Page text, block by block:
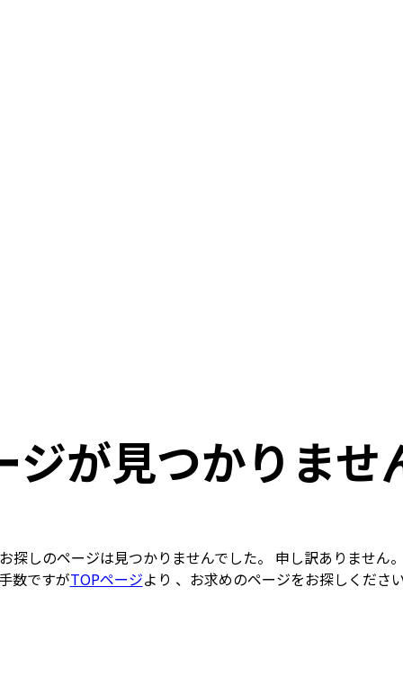
ジが見つかりませ
探しのページは見つかりませんでした。 申し訳ありません。
数ですがTOPページより 、お求めのページをお探しください